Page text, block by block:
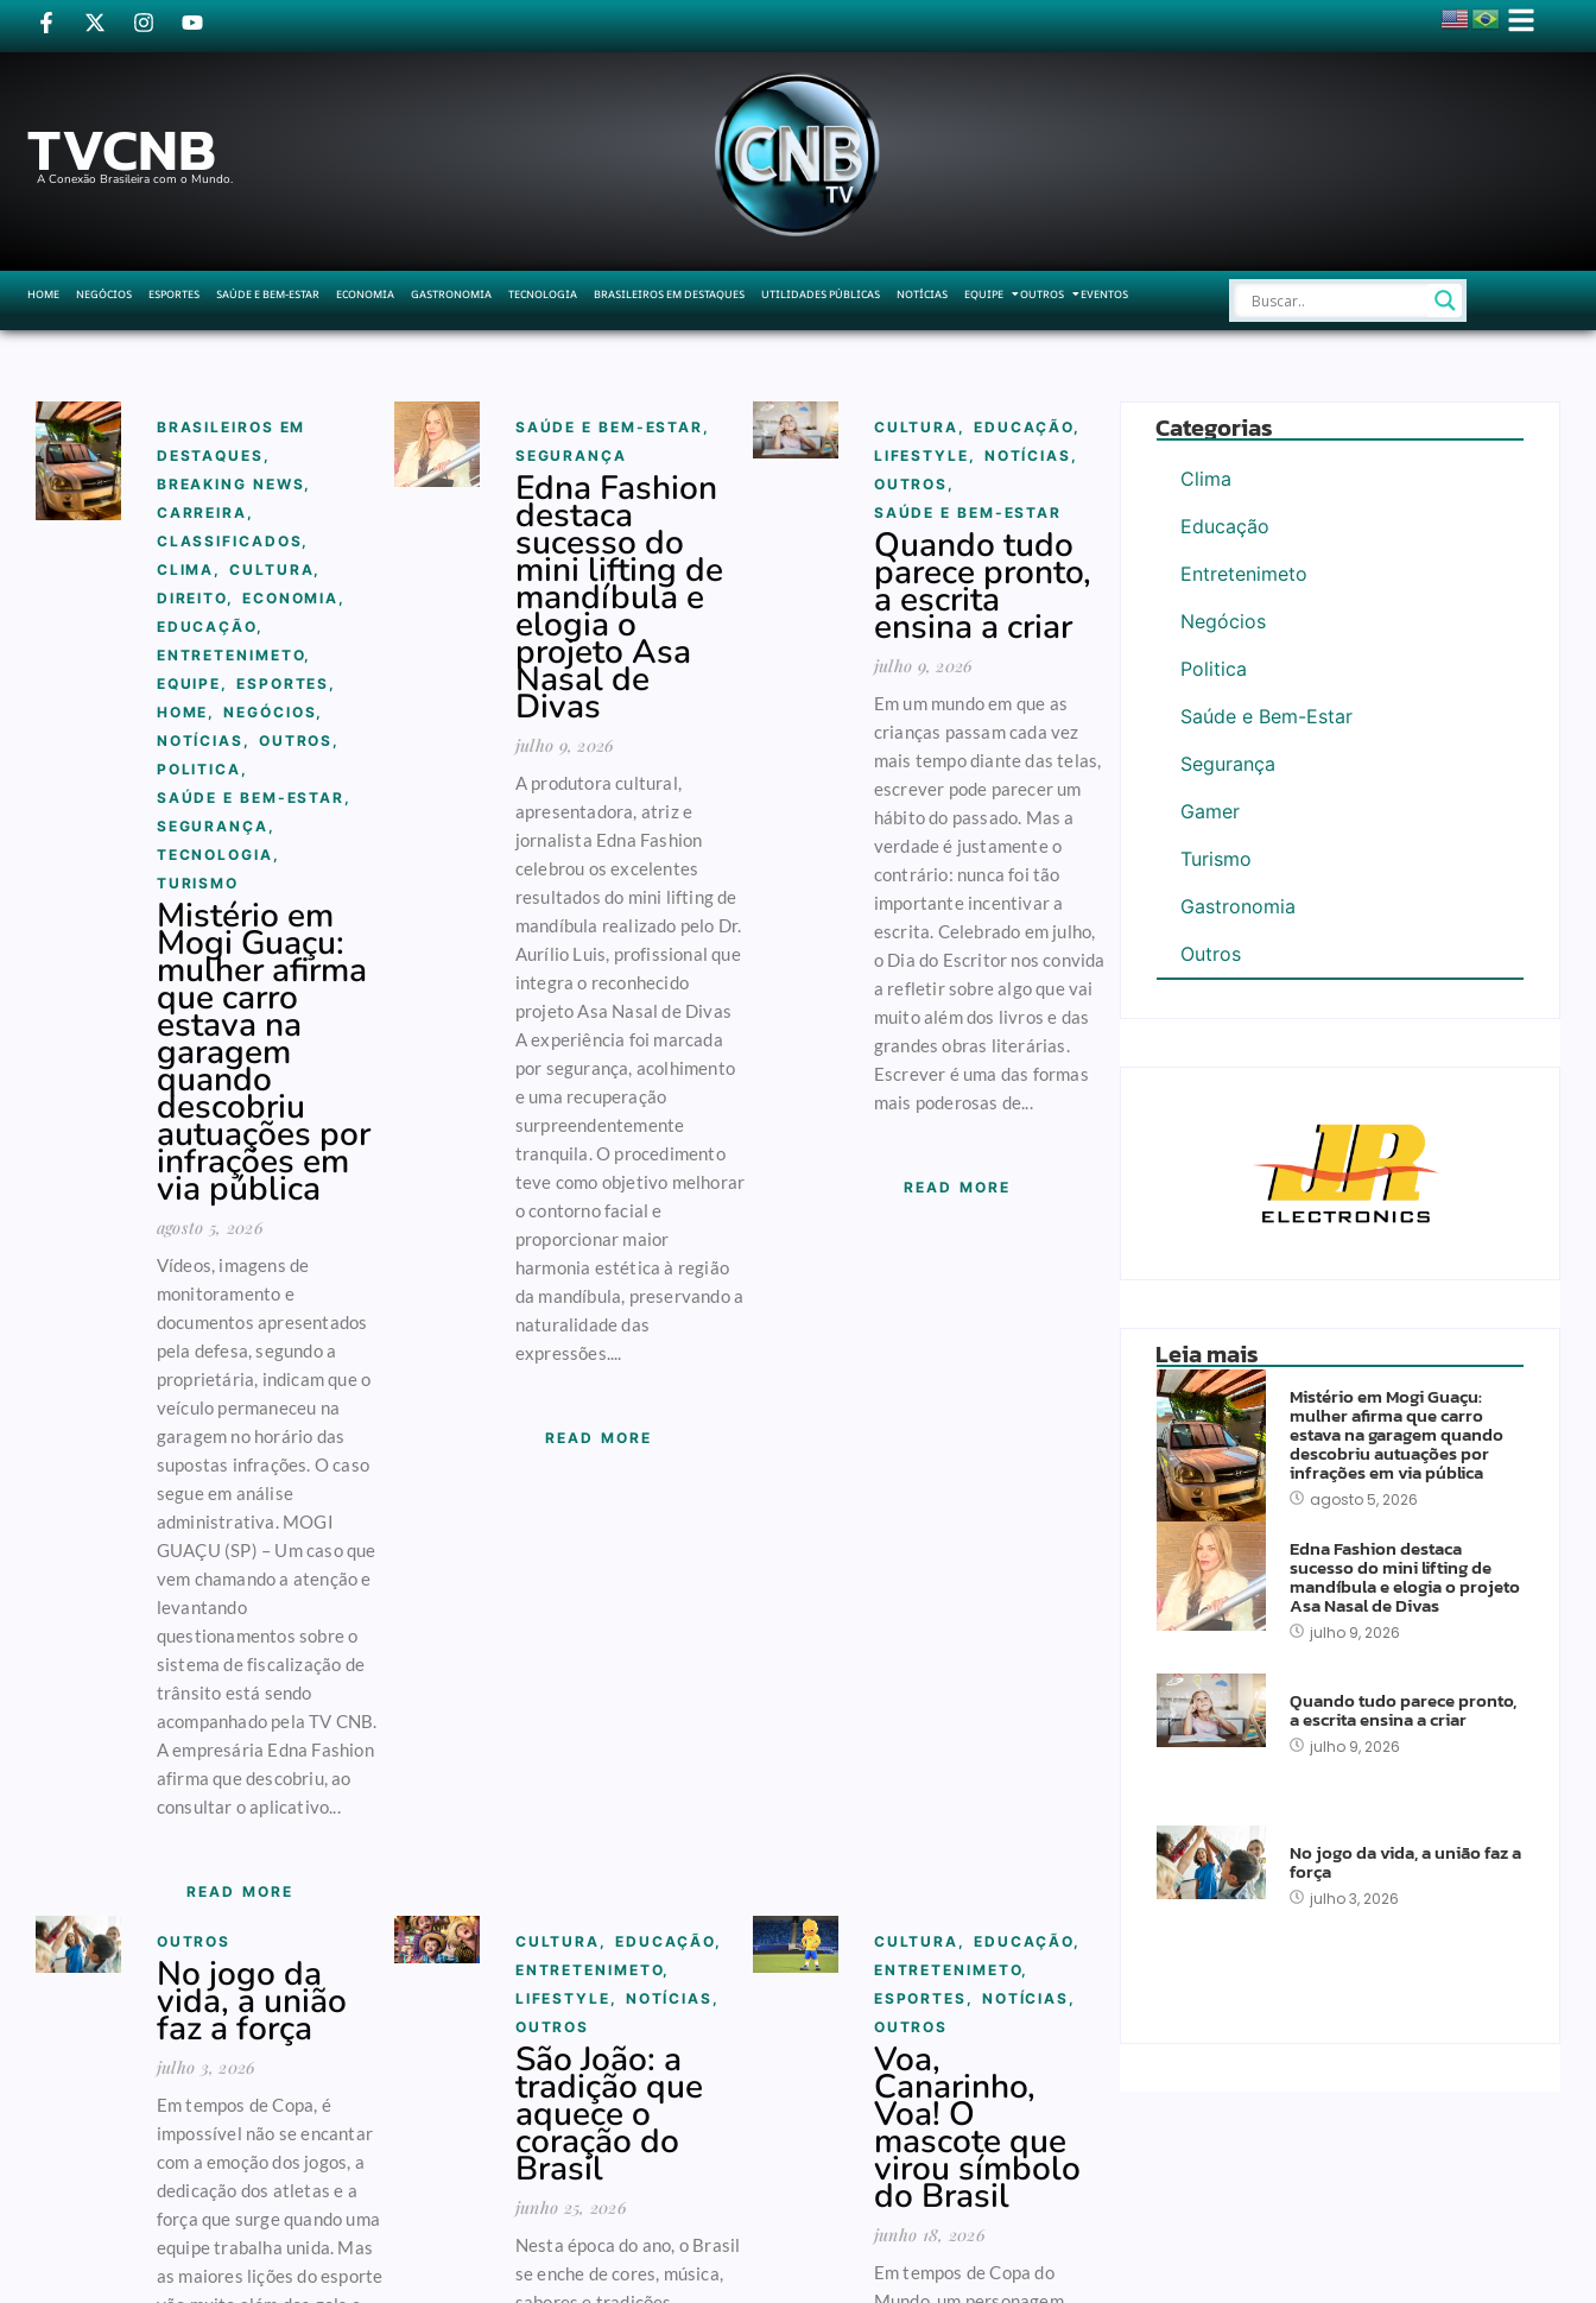
TVCNB
A Conexão Brasileira com o Mundo.
HOME NEGÓCIOS ESPORTES SAÚDE E BEM-ESTAR ECONOMIA GASTRONOMIA TECNOLOGIA BRASILEIROS EM DESTAQUES UTILIDADES PÚBLICAS NOTÍCIAS EQUIPE OUTROS EVENTOS
BRASILEIROS EM
DESTAQUES ,
BREAKING NEWS,
CARREIRA ,
CLASSIFICADOS,
CLIMA , CULTURA,
DIREITO, ECONOMIA ,
EDUCAÇÃO,
ENTRETENIMETO,
EQUIPE , ESPORTES ,
HOME , NEGÓCIOS,
NOTÍCIAS , OUTROS ,
POLITICA ,
SAÚDE E BEM-ESTAR ,
SEGURANÇA ,
TECNOLOGIA ,
TURISMO
Mistério em
Mogi Guaçu:
mulher afirma
que carro
estava na
garagem
quando
descobriu
autuações por
infrações em
via pública
agosto 5, 2026
Vídeos, imagens de
monitoramento e
documentos apresentados
pela defesa, segundo a
proprietária, indicam que o
veículo permaneceu na
garagem no horário das
supostas infrações. O caso
segue em análise
administrativa. MOGI
GUAÇU (SP) – Um caso que
vem chamando a atenção e
levantando
questionamentos sobre o
sistema de fiscalização de
trânsito está sendo
acompanhado pela TV CNB.
A empresária Edna Fashion
afirma que descobriu, ao
consultar o aplicativo...
READ MORE
SAÚDE E BEM-ESTAR ,
SEGURANÇA
Edna Fashion
destaca
sucesso do
mini lifting de
mandíbula e
elogia o
projeto Asa
Nasal de
Divas
julho 9, 2026
A produtora cultural,
apresentadora, atriz e
jornalista Edna Fashion
celebrou os excelentes
resultados do mini lifting de
mandíbula realizado pelo Dr.
Aurílio Luis, profissional que
integra o reconhecido
projeto Asa Nasal de Divas
A experiência foi marcada
por segurança, acolhimento
e uma recuperação
surpreendentemente
tranquila. O procedimento
teve como objetivo melhorar
o contorno facial e
proporcionar maior
harmonia estética à região
da mandíbula, preservando a
naturalidade das
expressões....
READ MORE
CULTURA , EDUCAÇÃO,
LIFESTYLE , NOTÍCIAS ,
OUTROS ,
SAÚDE E BEM-ESTAR
Quando tudo
parece pronto,
a escrita
ensina a criar
julho 9, 2026
Em um mundo em que as
crianças passam cada vez
mais tempo diante das telas,
escrever pode parecer um
hábito do passado. Mas a
verdade é justamente o
contrário: nunca foi tão
importante incentivar a
escrita. Celebrado em julho,
o Dia do Escritor nos convida
a refletir sobre algo que vai
muito além dos livros e das
grandes obras literárias.
Escrever é uma das formas
mais poderosas de...
READ MORE
OUTROS
No jogo da
vida, a união
faz a força
julho 3, 2026
Em tempos de Copa, é
impossível não se encantar
com a emoção dos jogos, a
dedicação dos atletas e a
força que surge quando uma
equipe trabalha unida. Mas
as maiores lições do esporte
CULTURA , EDUCAÇÃO,
ENTRETENIMETO,
LIFESTYLE , NOTÍCIAS ,
OUTROS
São João: a
tradição que
aquece o
coração do
Brasil
junho 25, 2026
Nesta época do ano, o Brasil
se enche de cores, música,
CULTURA , EDUCAÇÃO,
ENTRETENIMETO,
ESPORTES , NOTÍCIAS ,
OUTROS
Voa,
Canarinho,
Voa! O
mascote que
virou símbolo
do Brasil
junho 18, 2026
Em tempos de Copa do
Categorias
Clima
Educação
Entretenimeto
Negócios
Politica
Saúde e Bem-Estar
Segurança
Gamer
Turismo
Gastronomia
Outros
Leia mais
Mistério em Mogi Guaçu:
mulher afirma que carro
estava na garagem quando
descobriu autuações por
infrações em via pública
agosto 5, 2026
Edna Fashion destaca
sucesso do mini lifting de
mandíbula e elogia o projeto
Asa Nasal de Divas
julho 9, 2026
Quando tudo parece pronto,
a escrita ensina a criar
julho 9, 2026
No jogo da vida, a união faz a
força
julho 3, 2026